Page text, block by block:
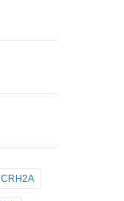
CRH2A